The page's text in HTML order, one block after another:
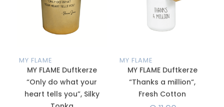
MY FLAME
MY FLAME Duftkerze
“Only do what your
heart tells you”, Silky
MY FLAME
MY FLAME Duftkerze
“Thanks a million“,
Fresh Cotton